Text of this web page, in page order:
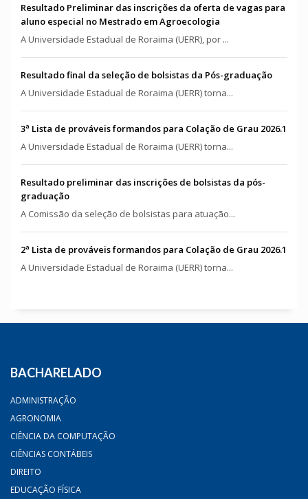
Resultado Preliminar das inscrições da oferta de vagas para
aluno especial no Mestrado em Agroecologia
A Universidade Estadual de Roraima (UERR), por ...
Resultado final da seleção de bolsistas da Pós-graduação
A Universidade Estadual de Roraima (UERR) torna...
3ª Lista de prováveis formandos para Colação de Grau 2026.1
A Universidade Estadual de Roraima (UERR) torna...
Resultado preliminar das inscrições de bolsistas da pós-
graduação
A Comissão da seleção de bolsistas para atuação...
2ª Lista de prováveis formandos para Colação de Grau 2026.1
A Universidade Estadual de Roraima (UERR) torna...
BACHARELADO
ADMINISTRAÇÃO
AGRONOMIA
CIÊNCIA DA COMPUTAÇÃO
CIÊNCIAS CONTÁBEIS
DIREITO
EDUCAÇÃO FÍSICA